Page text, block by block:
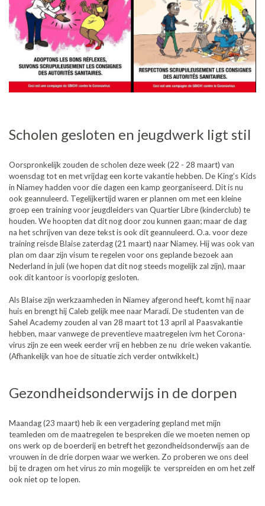
Scholen gesloten en jeugdwerk ligt stil
Oorspronkelijk zouden de scholen deze week (22 - 28 maart) van
woensdag tot en met vrijdag een korte vakantie hebben. De King’s Kids
in Niamey hadden voor die dagen een kamp georganiseerd. Dit is nu
ook geannuleerd. Tegelijkertijd waren er plannen om met een kleine
groep een training voor jeugdleiders van Quartier Libre (kinderclub) te
houden. We hoopten dat dit nog door zou kunnen gaan; maar de dag
na het schrijven van deze tekst is ook dit geannuleerd. O.a. voor deze
training reisde Blaise zaterdag (21 maart) naar Niamey. Hij was ook van
plan om daar zijn visum te regelen voor ons geplande bezoek aan
Nederland in juli (we hopen dat dit nog steeds mogelijk zal zijn), maar
ook dit kantoor is voorlopig gesloten.
Als Blaise zijn werkzaamheden in Niamey afgerond heeft, komt hij naar
huis en brengt hij Caleb gelijk mee naar Maradi. De studenten van de
Sahel Academy zouden al van 28 maart tot 13 april al Paasvakantie
hebben, maar vanwege de preventieve maatregelen ivm het Corona-
virus zijn ze een week eerder vrij en hebben ze nu drie weken vakantie.
(Afhankelijk van hoe de situatie zich verder ontwikkelt.)
Gezondheidsonderwijs in de dorpen
Maandag (23 maart) heb ik een vergadering gepland met mijn
teamleden om de maatregelen te bespreken die we moeten nemen op
ons werk op de boerderij en betreft het gezondheidsonderwijs aan de
vrouwen in de drie dorpen waar we werken. Zo proberen we ons deel
bij te dragen om het virus zo min mogelijk te verspreiden en om het zelf
ook niet op te lopen.